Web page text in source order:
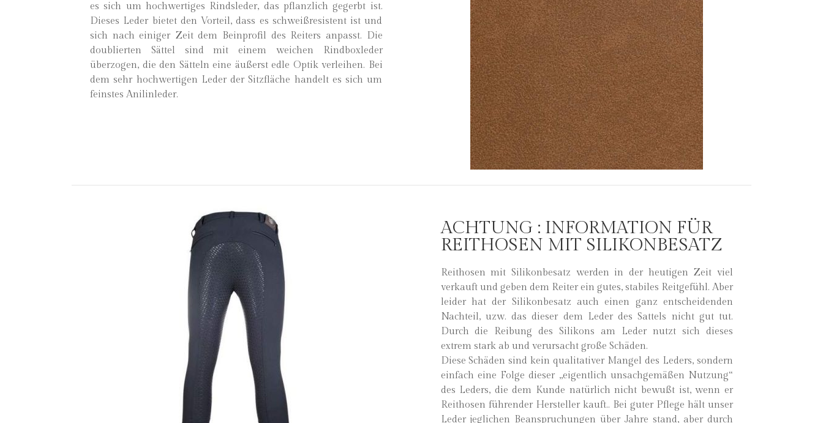
es sich um hochwertiges Rindsleder, das pflanzlich gegerbt ist.
Dieses Leder bietet den Vorteil, dass es schweißresistent ist und
sich nach einiger Zeit dem Beinprofil des Reiters anpasst. Die
doublierten Sättel sind mit einem weichen Rindboxleder
überzogen, die den Sätteln eine äußerst edle Optik verleihen. Bei
dem sehr hochwertigen Leder der Sitzfläche handelt es sich um
feinstes Anilinleder.
ACHTUNG : INFORMATION FÜR
REITHOSEN MIT SILIKONBESATZ
Reithosen mit Silikonbesatz werden in der heutigen Zeit viel
verkauft und geben dem Reiter ein gutes, stabiles Reitgefühl. Aber
leider hat der Silikonbesatz auch einen ganz entscheidenden
Nachteil, uzw. das dieser dem Leder des Sattels nicht gut tut.
Durch die Reibung des Silikons am Leder nutzt sich dieses
extrem stark ab und verursacht große Schäden.
Diese Schäden sind kein qualitativer Mangel des Leders, sondern
einfach eine Folge dieser „eigentlich unsachgemäßen Nutzung“
des Leders, die dem Kunde natürlich nicht bewußt ist, wenn er
Reithosen führender Hersteller kauft.. Bei guter Pflege hält unser
Leder jeglichen Beanspruchungen über Jahre stand, aber durch